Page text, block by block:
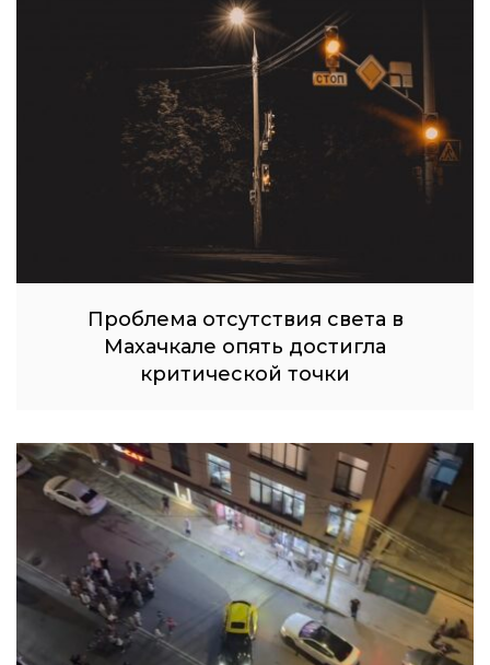
Проблема отсутствия света в
Махачкале опять достигла
критической точки